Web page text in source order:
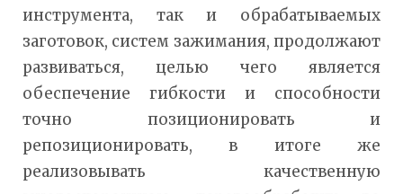
инструмента, так и обрабатываемых
заготовок, систем зажимания, продолжают
развиваться, целью чего является
обеспечение гибкости и способности
точно позиционировать и
репозиционировать, в итоге же
реализовывать качественную